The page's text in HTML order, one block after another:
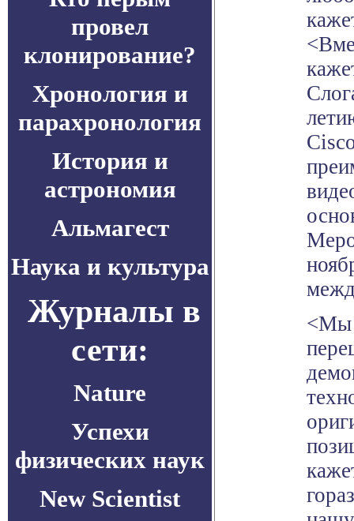
провел
клонирование?
Хронология и
парахронология
История и
астрономия
Альмагест
Наука и культура
Журналы в
сети:
Nature
Успехи
физических наук
New Scientist
<Мы